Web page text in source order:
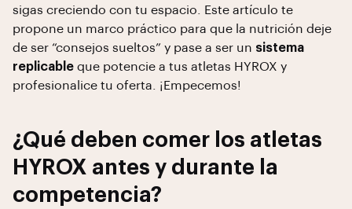
sigas creciendo con tu espacio. Este artículo te
propone un marco práctico para que la nutrición deje
de ser “consejos sueltos” y pase a ser un sistema
replicable que potencie a tus atletas HYROX y
profesionalice tu oferta. ¡Empecemos!
¿Qué deben comer los atletas
HYROX antes y durante la
competencia?